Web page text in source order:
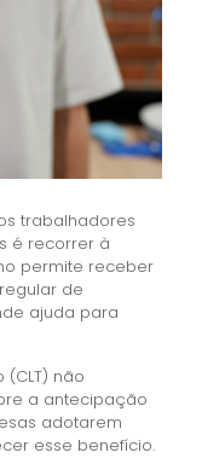
trabalhadores
é recorrer à
permite receber
de
ajuda para
não
a antecipação
adotarem
esse benefício.